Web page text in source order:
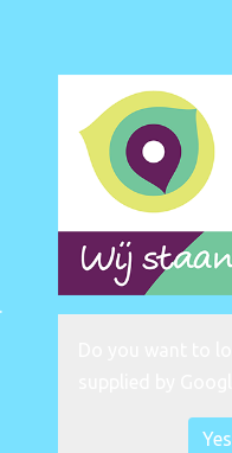
Yes